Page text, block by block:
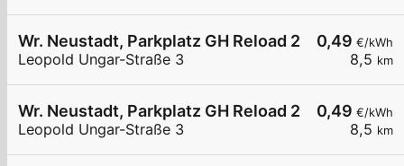
0,49 €/kWh
8,5 km
Wr. Neustadt, Parkplatz GH Reload 24
Leopold Ungar-Straße 3
0,49 €/kWh
8,5 km
Wr. Neustadt, Parkplatz GH Reload 24
Leopold Ungar-Straße 3